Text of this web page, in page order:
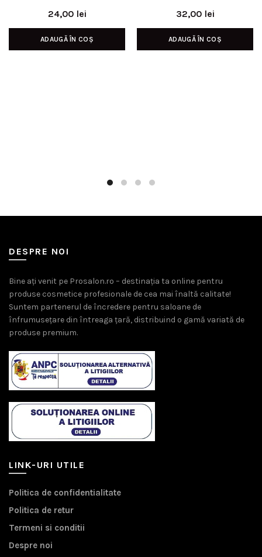
24,00 lei
ADAUGĂ ÎN COȘ
32,00 lei
ADAUGĂ ÎN COȘ
DESPRE NOI
Bine ați venit pe Prosalon.ro – destinația ta online pentru
produse cosmetice profesionale de cea mai înaltă calitate!
Suntem partenerul de încredere pentru saloane de
înfrumusețare din întreaga țară, distribuind o gamă variată de
produse premium.
LINK-URI UTILE
Politica de confidentialitate
Politica de retur
Termeni si conditii
Despre noi